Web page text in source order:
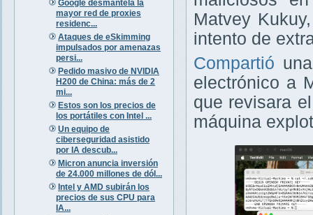
Google desmantela la
mayor red de proxies
residenc...
Ataques de eSkimming
impulsados por amenazas
persi...
Pedido masivo de NVIDIA
H200 de China: más de 2
mi...
Estos son los precios de
los portátiles con Intel ...
Un equipo de
ciberseguridad asistido
por IA descub...
Micron anuncia inversión
de 24.000 millones de dól...
Intel y AMD subirán los
precios de sus CPU para
IA...
Matvey
intento de
Compartió
electrónico a
que revisara
máquina